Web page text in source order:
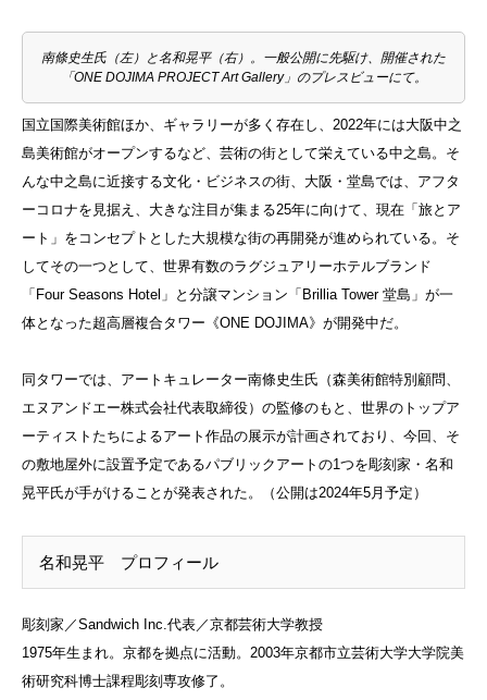
南條史生氏（左）と名和晃平（右）。一般公開に先駆け、開催された
「ONE DOJIMA PROJECT Art Gallery」のプレスビューにて。
国立国際美術館ほか、ギャラリーが多く存在し、2022年には大阪中之
島美術館がオープンするなど、芸術の街として栄えている中之島。そ
んな中之島に近接する文化・ビジネスの街、大阪・堂島では、アフタ
ーコロナを見据え、大きな注目が集まる25年に向けて、現在「旅とア
ート」をコンセプトとした大規模な街の再開発が進められている。そ
してその一つとして、世界有数のラグジュアリーホテルブランド
「Four Seasons Hotel」と分譲マンション「Brillia Tower 堂島」が一
体となった超高層複合タワー《ONE DOJIMA》が開発中だ。
同タワーでは、アートキュレーター南條史生氏（森美術館特別顧問、
エヌアンドエー株式会社代表取締役）の監修のもと、世界のトップア
ーティストたちによるアート作品の展示が計画されており、今回、そ
の敷地屋外に設置予定であるパブリックアートの1つを彫刻家・名和
晃平氏が手がけることが発表された。（公開は2024年5月予定）
名和晃平 プロフィール
彫刻家／Sandwich Inc.代表／京都芸術大学教授
1975年生まれ。京都を拠点に活動。2003年京都市立芸術大学大学院美
術研究科博士課程彫刻専攻修了。